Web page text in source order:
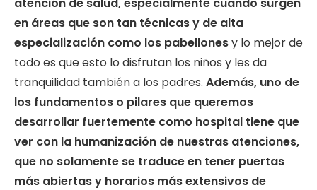
en áreas que son tan técnicas y de alta
especialización como los pabellonesy lo mejor de
todo es que esto lo disfrutan los niños y les da
tranquilidad también a los padres. Además, uno de
los fundamentos o pilares que queremos
desarrollar fuertemente como hospital tiene que
ver con la humanización de nuestras atenciones,
que no solamente se traduce en tener puertas
más abiertas y horarios más extensivos de